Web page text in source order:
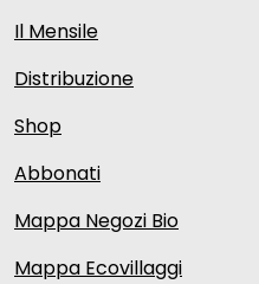
Il Mensile
Distribuzione
Shop
Abbonati
Mappa Negozi Bio
Mappa Ecovillaggi